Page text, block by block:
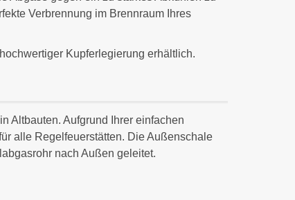
Verbrennung im Brennraum Ihres
Kupferlegierung erhältlich.
Altbauten. Aufgrund Ihrer einfachen
alle Regelfeuerstätten. Die Außenschale
nach Außen geleitet.